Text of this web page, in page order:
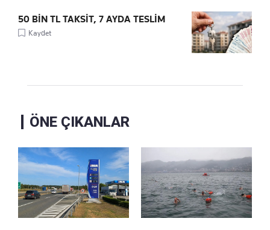
50 BİN TL TAKSİT, 7 AYDA TESLİM
Kaydet
ÖNE ÇIKANLAR